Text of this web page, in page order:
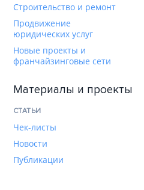
Строительство и ремонт
Продвижение
юридических услуг
Новые проекты и
франчайзинговые сети
Материалы и проекты
СТАТЬИ
Чек-листы
Новости
Публикации